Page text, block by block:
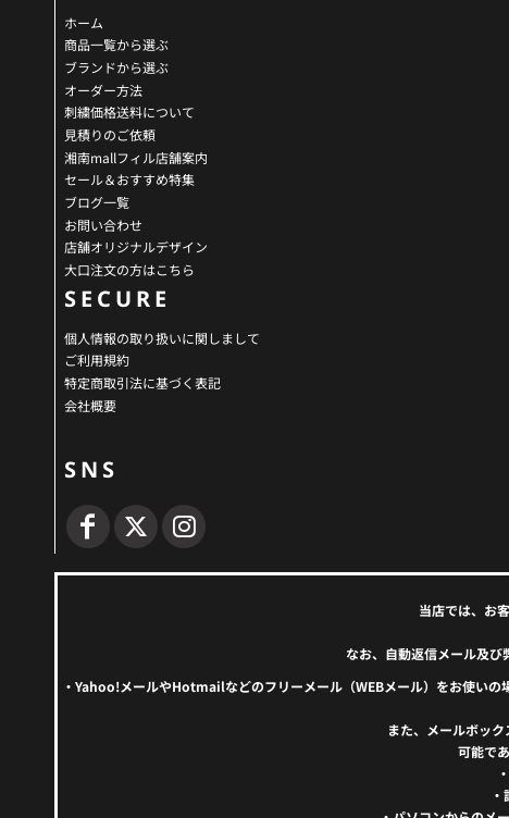
ホーム
商品一覧から選ぶ
ブランドから選ぶ
オーダー方法
刺繍価格送料について
見積りのご依頼
湘南mallフィル店舗案内
セール＆おすすめ特集
ブログ一覧
お問い合わせ
店舗オリジナルデザイン
大口注文の方はこちら
SECURE
個人情報の取り扱いに関しまして
ご利用規約
特定商取引法に基づく表記
会社概要
SNS
当店では、お
なお、自動返信メール及び
・Yahoo!メールやHotmailなどのフリーメール（WEBメール）をお使い
また、メールボッ
可能で